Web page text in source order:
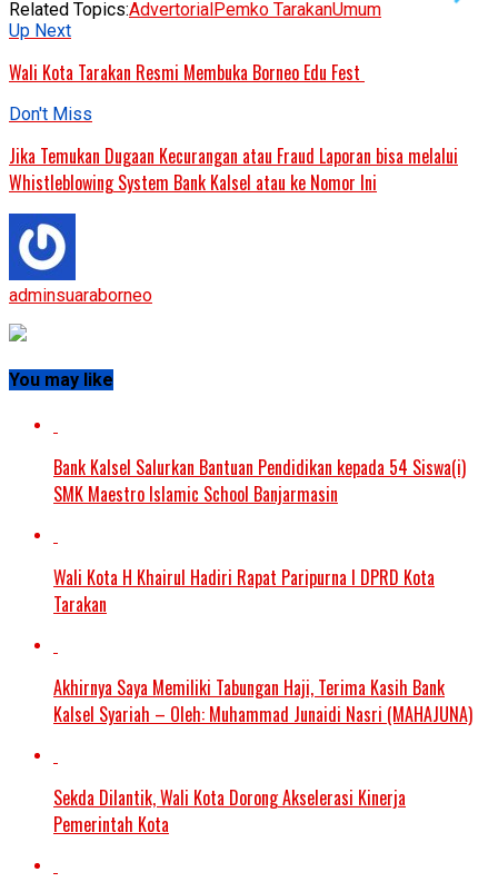
Related Topics:AdvertorialPemko TarakanUmum
Up Next
Wali Kota Tarakan Resmi Membuka Borneo Edu Fest
Don't Miss
Jika Temukan Dugaan Kecurangan atau Fraud Laporan bisa melalui
Whistleblowing System Bank Kalsel atau ke Nomor Ini
adminsuaraborneo
You may like
Bank Kalsel Salurkan Bantuan Pendidikan kepada 54 Siswa(i)
SMK Maestro Islamic School Banjarmasin
Wali Kota H Khairul Hadiri Rapat Paripurna I DPRD Kota
Tarakan
Akhirnya Saya Memiliki Tabungan Haji, Terima Kasih Bank
Kalsel Syariah – Oleh: Muhammad Junaidi Nasri (MAHAJUNA)
Sekda Dilantik, Wali Kota Dorong Akselerasi Kinerja
Pemerintah Kota